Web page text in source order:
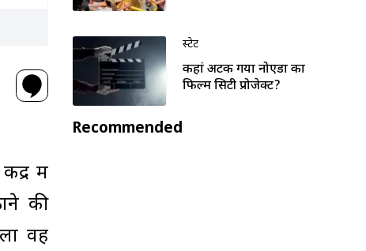
में
की
वह
स्टेट
कहां अटक गया नोएडा का
फिल्म सिटी प्रोजेक्ट?
Recommended